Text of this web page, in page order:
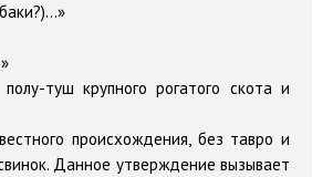
туш крупного рогатого скота и
происхождения, без тавро и
Данное утверждение вызывает